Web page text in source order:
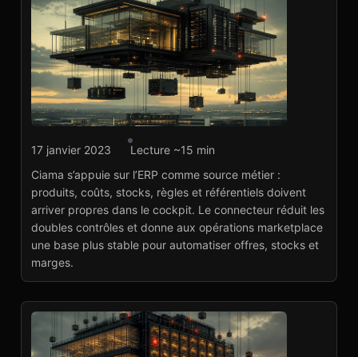
Agence marketplace
et référentiel métier
Voir le projet→
17 janvier 2023
Lecture ~15 min
Ciama s’appuie sur l’ERP comme source métier :
produits, coûts, stocks, règles et référentiels doivent
arriver propres dans le cockpit. Le connecteur réduit les
doubles contrôles et donne aux opérations marketplace
une base plus stable pour automatiser offres, stocks et
marges.